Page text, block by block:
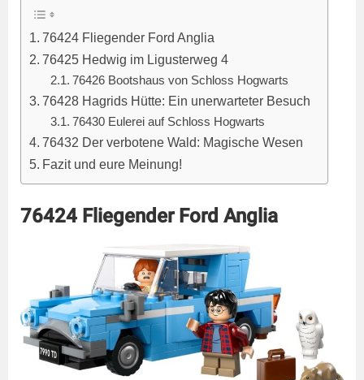
76424 Fliegender Ford Anglia
76425 Hedwig im Ligusterweg 4
76426 Bootshaus von Schloss Hogwarts
76428 Hagrids Hütte: Ein unerwarteter Besuch
76430 Eulerei auf Schloss Hogwarts
76432 Der verbotene Wald: Magische Wesen
Fazit und eure Meinung!
76424 Fliegender Ford Anglia